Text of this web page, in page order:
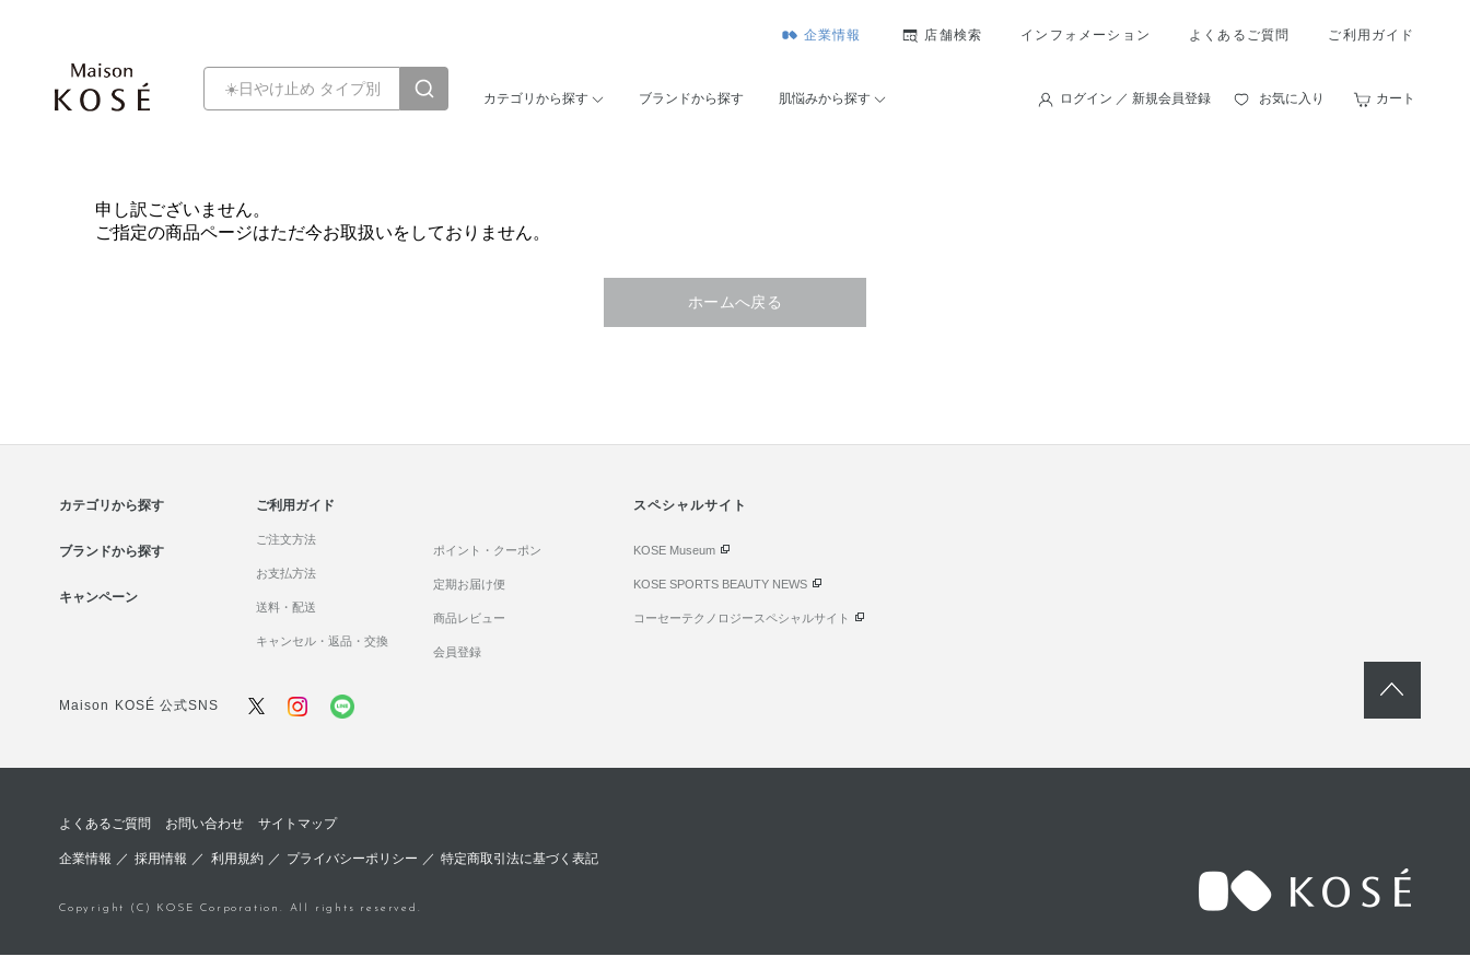
企業情報 店舗検索 インフォメーション よくあるご質問 ご利用ガイド
カテゴリから探す ブランドから探す 肌悩みから探す ログイン ／ 新規会員登録 お気に入り カート
申し訳ございません。
ご指定の商品ページはただ今お取扱いをしておりません。
ホームへ戻る
カテゴリから探す
ブランドから探す
キャンペーン
ご利用ガイド
ご注文方法
お支払方法
送料・配送
キャンセル・返品・交換
ポイント・クーポン
定期お届け便
商品レビュー
会員登録
スペシャルサイト
KOSE Museum
KOSE SPORTS BEAUTY NEWS
コーセーテクノロジースペシャルサイト
Maison KOSÉ 公式SNS
よくあるご質問 お問い合わせ サイトマップ
企業情報 ／採用情報 ／ 利用規約／ プライバシーポリシー ／ 特定商取引法に基づく表記
Copyright (C) KOSE Corporation. All rights reserved.